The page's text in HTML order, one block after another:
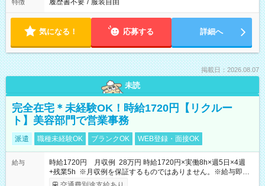
特徴 履歴書不要 / 服装自由
気になる！ 応募する 詳細へ
掲載日：2026.08.07
未読
完全在宅＊未経験OK！時給1720円【リクルー
ト】美容部門で営業事務
派遣 職種未経験OK ブランクOK WEB登録・面接OK
給与
時給1720円 月収例 28万円 時給1720円×実働8h×週5日×4週
+残業5h ※月収例を保証するものではありません。※給与即受
取りサービス利用可（利用条件有）